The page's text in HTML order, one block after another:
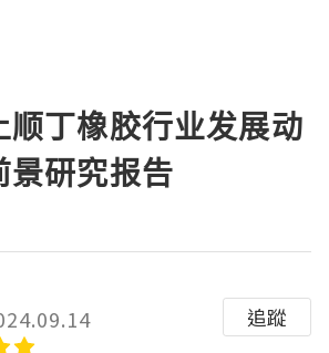
顺丁橡胶行业发展动
景研究报告
追蹤